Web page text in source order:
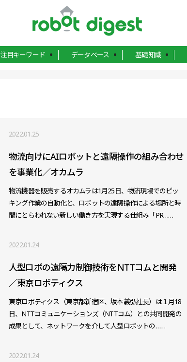
注目キーワード データベース 基礎知識
2022.01.25
物流向けにAIロボットと遠隔操作の組み合わせ
を事業化／オカムラ
物流機器を販売するオカムラは1月25日、物流現場でのピッ
キング作業の自動化と、ロボットの遠隔操作による場所と時
間にとらわれない新しい働き方を実現する仕組み「PR……
2022.01.24
人型ロボの遠隔力制御技術をNTTコムと開発
／東京ロボティクス
東京ロボティクス（東京都新宿区、坂本義弘社長）は１月18
日、NTTコミュニケーションズ（NTTコム）との共同開発の
成果として、ネットワークを介して人型ロボットの……
2022.01.24